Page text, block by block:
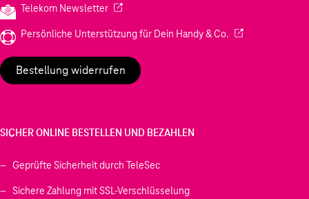
Telekom Newsletter(Wird in einem neuen Tab geöffnet)
Persönliche Unterstützung für Dein Handy & Co. (Wird in einem
Bestellung widerrufen
SICHER ONLINE BESTELLEN UND BEZAHLEN
Geprüfte Sicherheit durch TeleSec
Sichere Zahlung mit SSL-Verschlüsselung